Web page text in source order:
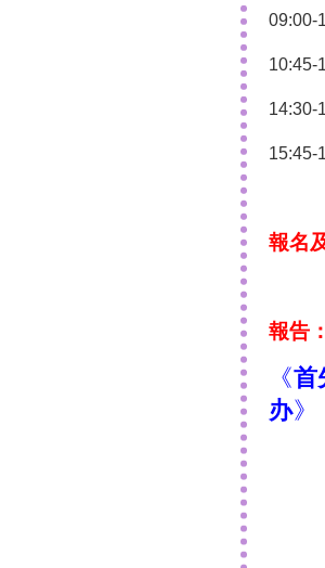
09:00-
10:45-
14:30-
報名
報告 ：
《首
办》